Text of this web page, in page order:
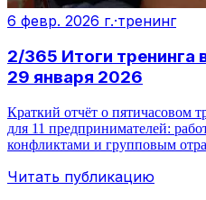
6 февр. 2026 г.·тренинг
2/365 Итоги тренинга
29 января 2026
Краткий отчёт о пятичасовом
для 11 предпринимателей:
конфликтами и групповым
Читать публикацию